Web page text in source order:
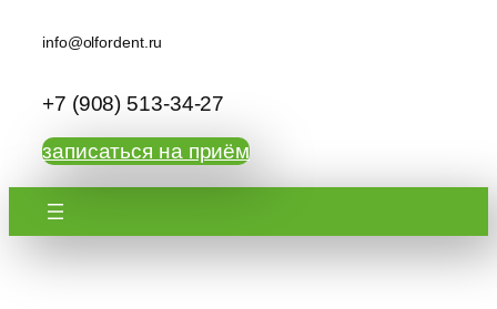
info@olfordent.ru
+7 (908) 513-34-27
записаться на приём